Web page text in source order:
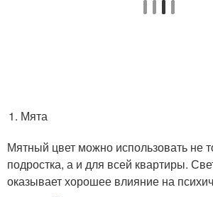
Мята
Мятный цвет можно использовать не
подростка, а и для всей квартиры.
оказывает хорошее влияние на